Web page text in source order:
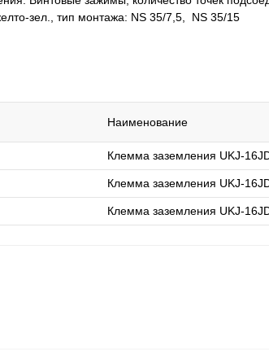
зел., тип монтажа: NS 35/7,5, NS 35/15
Наименование
Клемма заземления UKJ-
Клемма заземления UKJ-
Клемма заземления UKJ-